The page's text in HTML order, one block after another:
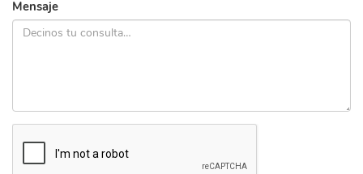
Mensaje